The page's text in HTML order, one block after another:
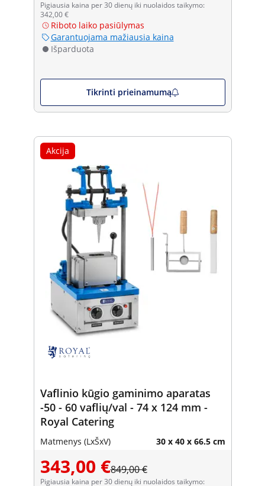
Pigiausia kaina per 30 dienų iki nuolaidos taikymo:
342,00 €
Riboto laiko pasiūlymas
Garantuojama mažiausia kaina
Išparduota
Tikrinti prieinamumą
Akcija
Vaflinio kūgio gaminimo aparatas
-50 - 60 vaflių/val - 74 x 124 mm -
Royal Catering
Matmenys (LxŠxV) 30 x 40 x 66.5 cm
343,00 €849,00 €
Pigiausia kaina per 30 dienų iki nuolaidos taikymo: